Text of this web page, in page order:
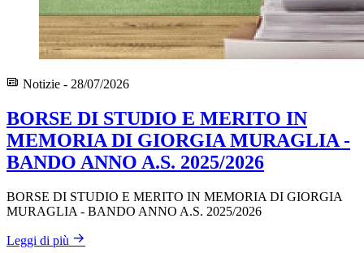
Notizie - 28/07/2026
BORSE DI STUDIO E MERITO IN
MEMORIA DI GIORGIA MURAGLIA -
BANDO ANNO A.S. 2025/2026
BORSE DI STUDIO E MERITO IN MEMORIA DI GIORGIA
MURAGLIA - BANDO ANNO A.S. 2025/2026
Leggi di più